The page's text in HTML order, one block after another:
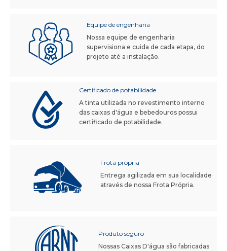
Equipe de engenharia
Nossa equipe de engenharia
supervisiona e cuida de cada etapa, do
projeto até a instalação.
Certificado de potabilidade
A tinta utilizada no revestimento interno
das caixas d'água e bebedouros possui
certificado de potabilidade.
Frota própria
Entrega agilizada em sua localidade
através de nossa Frota Própria.
Produto seguro
Nossas Caixas D'água são fabricadas